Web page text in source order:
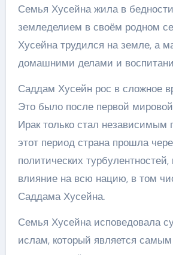
Семья Хусейна жила в
земледелием в своём родном
Хусейна трудился на земле, а
домашними делами и
Саддам Хусейн рос в сложное
Это было после первой
Ирак только стал независимым
этот период страна прошла
политических турбулентностей,
влияние на всю нацию, в том
Саддама Хусейна.
Семья Хусейна исповедовала
ислам, который является самым